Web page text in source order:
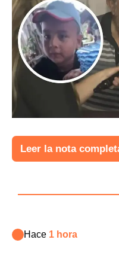
Leer la nota
Hace 1 hora